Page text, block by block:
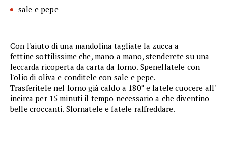
sale e pepe
Con l'aiuto di una mandolina tagliate la zucca a
fettine sottilissime che, mano a mano, stenderete su una
leccarda ricoperta da carta da forno. Spenellatele con
l'olio di oliva e conditele con sale e pepe.
Trasferitele nel forno già caldo a 180° e fatele cuocere all'
incirca per 15 minuti il tempo necessario a che diventino
belle croccanti. Sfornatele e fatele raffreddare.